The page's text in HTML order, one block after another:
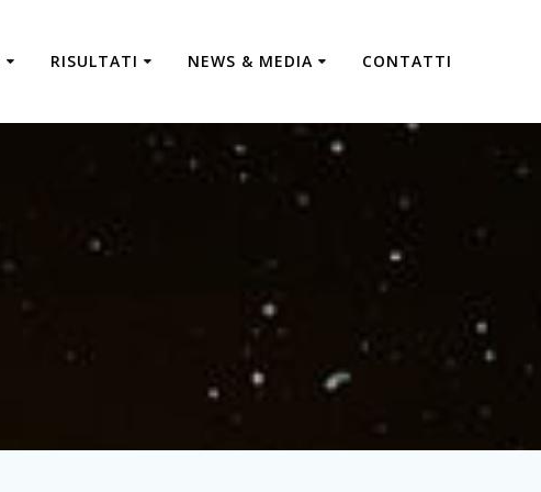
RISULTATI NEWS & MEDIA CONTATTI